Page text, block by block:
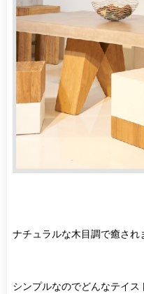
ナチュラルな木目調で癒され
シンプルなのでどんなテイ